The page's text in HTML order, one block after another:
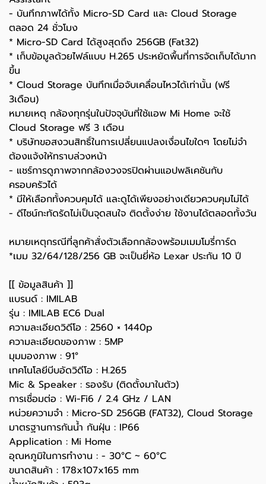
- บันทึกภาพได้ทั้ง Micro-SD Card และ Cloud Storage
ตลอด 24 ชั่วโมง
* Micro-SD Card ได้สูงสุดถึง 256GB (Fat32)
* เก็บข้อมูลด้วยไฟล์แบบ H.265 ประหยัดพื้นที่การจัดเก็บได้มาก
ขึ้น
* Cloud Storage บันทึกเมื่อจับเคลื่อนไหวได้เท่านั้น (ฟรี
3เดือน)
หมายเหตุ กล้องทุกรุ่นในปัจจุบันที่ใช้แอพ Mi Home จะใช้
Cloud Storage ฟรี 3 เดือน
* บริษัทขอสงวนสิทธิ์ในการเปลี่ยนแปลงเงื่อนไขใดๆ โดยไม่จำ
ต้องแจ้งให้ทราบล่วงหน้า
- แชร์การดูภาพจากกล้องวงจรปิดผ่านแอปพลิเคชันกับ
ครอบครัวได้
* มีให้เลือกทั้งควบคุมได้ และดูได้เพียงอย่างเดียวควบคุมไม่ได้
- ดีไซน์กะทัดรัดไม่เป็นจุดสนใจ ติดตั้งง่าย ใช้งานได้ตลอดทั้งวัน
หมายเหตุกรณีที่ลูกค้าสั่งตัวเลือกกล้องพร้อมเมมโมรี่การ์ด
*เมม 32/64/128/256 GB จะเป็นยี่ห้อ Lexar ประกัน 10 ปี
[[ ข้อมูลสินค้า ]]
แบรนด์ : IMILAB
รุ่น : IMILAB EC6 Dual
ความละเอียดวิดีโอ : 2560 × 1440p
ความละเอียดของภาพ : 5MP
มุมมองภาพ : 91°
เทคโนโลยีบีบอัดวิดีโอ : H.265
Mic & Speaker : รองรับ (ติดตั้งมาในตัว)
การเชื่อมต่อ : Wi-Fi6 / 2.4 GHz / LAN
หน่วยความจำ : Micro-SD 256GB (FAT32), Cloud Storage
มาตรฐานการกันน้ำ กันฝุ่น : IP66
Application : Mi Home
อุณหภูมิในการทำงาน : - 30°C ~ 60°C
ขนาดสินค้า : 178x107x165 mm